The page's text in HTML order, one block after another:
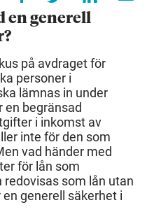
en generell
på avdraget för
personer i
lämnas in under
en begränsad
i inkomst av
inte för den som
vad händer med
för lån som
som lån utan
generell säkerhet i